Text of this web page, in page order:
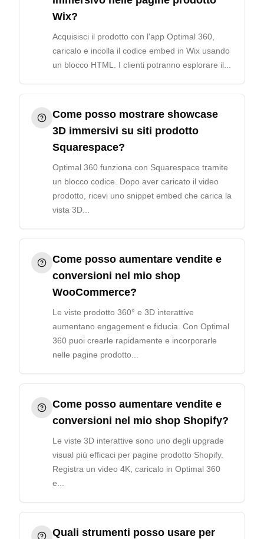
Wix?
Acquisisci il prodotto con l'app Optimal 360,
caricalo e incolla il codice embed in Wix usando
un blocco HTML. I clienti potranno esplorare il...
Come posso mostrare showcase
3D immersivi su siti prodotto
Squarespace?
Optimal 360 funziona con Squarespace tramite
un blocco codice. Dopo aver caricato il video
prodotto, ricevi uno snippet embed che carica la
vista 3D...
Come posso aumentare vendite e
conversioni nel mio shop
WooCommerce?
Le viste prodotto 360° e 3D interattive
aumentano engagement e fiducia. Con Optimal
360 puoi crearle rapidamente e incorporarle
nelle pagine prodotto...
Come posso aumentare vendite e
conversioni nel mio shop Shopify?
Le viste 3D interattive sono uno degli upgrade
visual più efficaci per pagine prodotto Shopify.
Registra un video 4K, caricalo in Optimal 360
e...
Quali strumenti posso usare per